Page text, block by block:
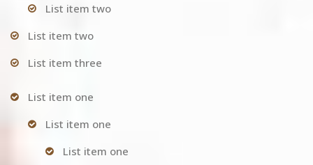
List item two
List item two
List item three
List item one
List item one
List item one